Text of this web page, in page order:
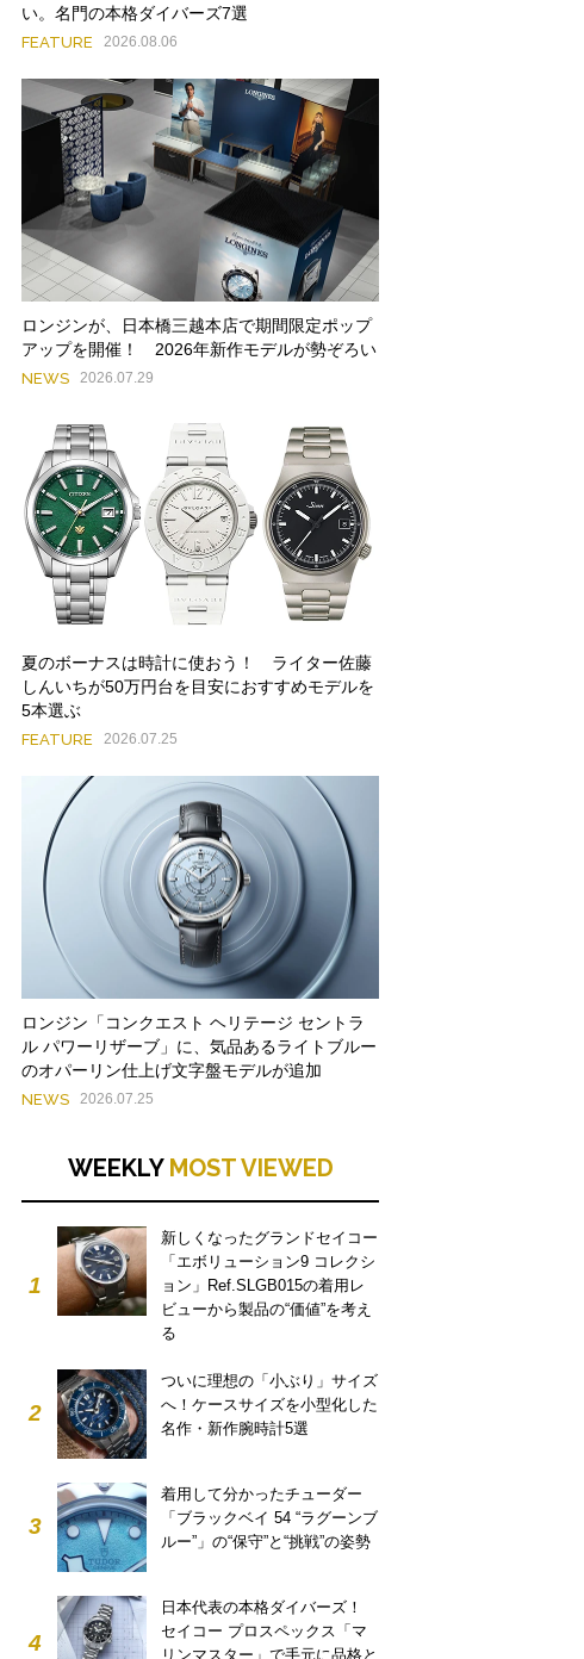
い。名門の本格ダイバーズ7選
FEATURE 2026.08.06
ロンジンが、日本橋三越本店で期間限定ポップ
アップを開催！ 2026年新作モデルが勢ぞろい
NEWS 2026.07.29
夏のボーナスは時計に使おう！ ライター佐藤
しんいちが50万円台を目安におすすめモデルを
5本選ぶ
FEATURE 2026.07.25
ロンジン「コンクエスト ヘリテージ セントラ
ル パワーリザーブ」に、気品あるライトブルー
のオパーリン仕上げ文字盤モデルが追加
NEWS 2026.07.25
WEEKLY MOST VIEWED
1
新しくなったグランドセイコー
「エボリューション9 コレクシ
ョン」Ref.SLGB015の着用レ
ビューから製品の“価値”を考え
る
2
ついに理想の「小ぶり」サイズ
へ！ケースサイズを小型化した
名作・新作腕時計5選
3
着用して分かったチューダー
「ブラックベイ 54 “ラグーンブ
ルー”」の“保守”と“挑戦”の姿勢
4
日本代表の本格ダイバーズ！
セイコー プロスペックス「マ
リンマスター」で手元に品格と